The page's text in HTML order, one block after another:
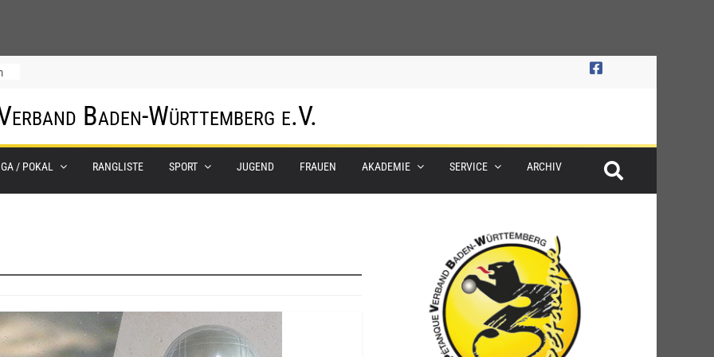
Baden-Württemberg e.V.
/ POKAL RANGLISTE SPORT JUGEND FRAUEN AKADEMIE SERVICE ARCHIV